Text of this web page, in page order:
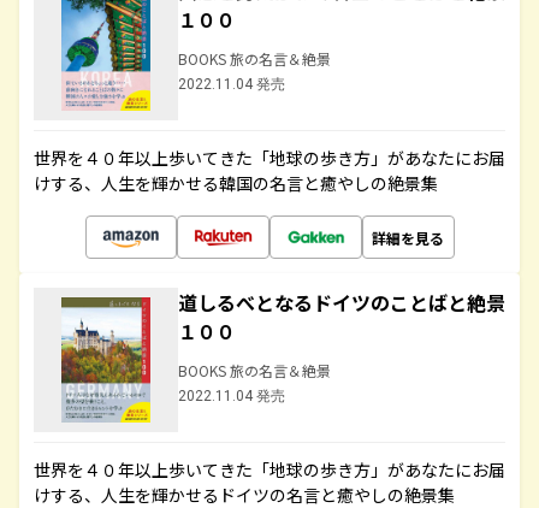
１００
BOOKS 旅の名言＆絶景
2022.11.04 発売
世界を４０年以上歩いてきた「地球の歩き方」があなたにお届
けする、人生を輝かせる韓国の名言と癒やしの絶景集
詳細を見る
道しるべとなるドイツのことばと絶景
１００
BOOKS 旅の名言＆絶景
2022.11.04 発売
世界を４０年以上歩いてきた「地球の歩き方」があなたにお届
けする、人生を輝かせるドイツの名言と癒やしの絶景集